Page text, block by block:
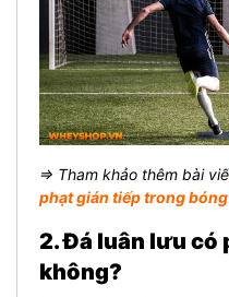
⇒ Tham khảo thêm bài
phạt gián tiếp trong
2. Đá luân lưu có
không?